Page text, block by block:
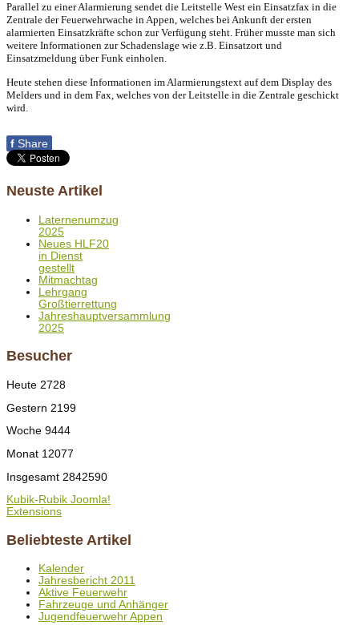
Parallel zu einer Alarmierung sendet die Leitstelle West ein Einsatzfax in die
Zentrale der Feuerwehrwache in Appen, welches bei Ankunft der ersten
alarmierten Einsatzkräfte schon zur Verfügung steht. Früher musste man sich
weitere Informationen zur Schadenslage wie z.B. Einsatzort und
Einsatzmeldung über Funk einholen.
Heute stehen diese Informationen im Alarmierungstext auf dem Display des
Melders und in dem Fax, welches von der Leitstelle in die Zentrale geschickt
wird.
f Share
Neuste Artikel
Laternenumzug
2025
Neues HLF20
in Dienst
gestellt
Mitmachtag
Lehrgang
Großtierrettung
Jahreshauptversammlung
2025
Besucher
Heute 2728
Gestern 2199
Woche 9444
Monat 12077
Insgesamt 2842590
Kubik-Rubik Joomla!
Extensions
Beliebteste Artikel
Kalender
Jahresbericht 2011
Aktive Feuerwehr
Fahrzeuge und Anhänger
Jugendfeuerwehr Appen